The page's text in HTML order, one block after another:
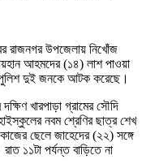
রাজনগর উপজেলায় নিখোঁজ
আহমদের (১৪) লাশ পাওয়া
পুলিশ দুই জনকে আটক করেছে।
খারপাড়া গ্রামের সৌদি
নবম শ্রেণির ছাত্র শেখ
ছেলে জাহেদের (২২) সঙ্গে
১১টা পর্যন্ত বাড়িতে না